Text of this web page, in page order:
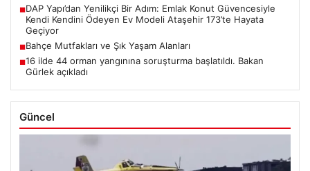
■DAP Yapı’dan Yenilikçi Bir Adım: Emlak Konut Güvencesiyle
Kendi Kendini Ödeyen Ev Modeli Ataşehir 173’te Hayata
Geçiyor
■Bahçe Mutfakları ve Şık Yaşam Alanları
■16 ilde 44 orman yangınına soruşturma başlatıldı. Bakan
Gürlek açıkladı
Güncel